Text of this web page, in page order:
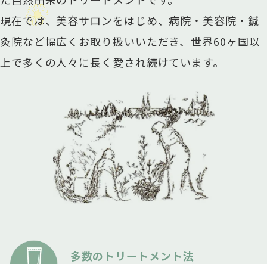
現在では、美容サロンをはじめ、病院・美容院・鍼
灸院など幅広くお取り扱いいただき、世界60ヶ国以
上で多くの人々に長く愛され続けています。
多数のトリートメント法